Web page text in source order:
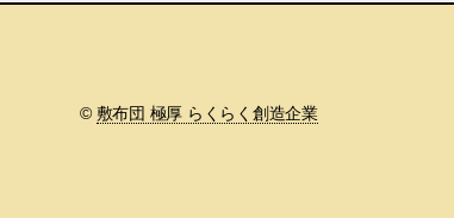
© 敷布団 極厚 らくらく創造企業